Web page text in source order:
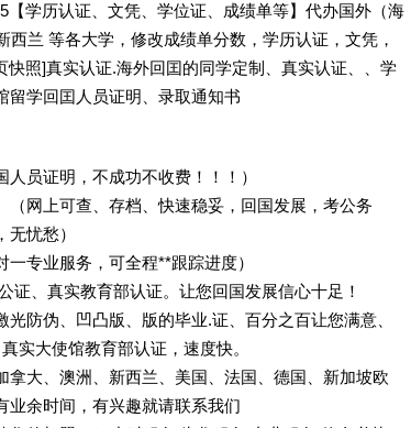
【学历认证、文凭、学位证、成绩单等】代办国外（海
兰 等各大学，修改成绩单分数，学历认证，文凭，
快照]真实认证.海外回囯的同学定制、真实认证、、学
留学回囯人员证明、录取通知书
人员证明，不成功不收费！！！）
网上可查、存档、快速稳妥，回国发展，考公务
无忧愁）
一专业服务，可全程**跟踪进度）
、真实教育部认证。让您回国发展信心十足！
防伪、凹凸版、版的毕业.证、百分之百让您满意、
实大使馆教育部认证，速度快。
大、澳洲、新西兰、美国、法国、德国、新加坡欧
业余时间，有兴趣就请联系我们